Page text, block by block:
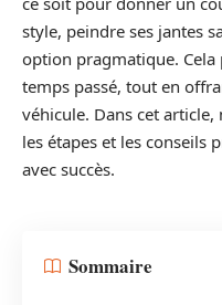
style, peindre ses jantes
option pragmatique.
temps passé, tout en
véhicule. Dans cet
les étapes et les conseils
avec succès.
Sommaire